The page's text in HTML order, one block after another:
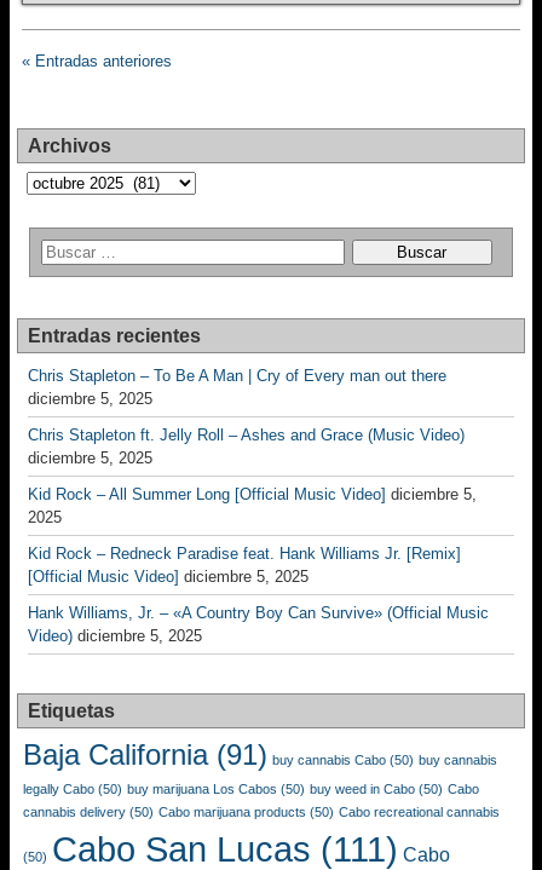
« Entradas anteriores
Archivos
Archivos
Entradas recientes
Chris Stapleton – To Be A Man | Cry of Every man out there
diciembre 5, 2025
Chris Stapleton ft. Jelly Roll – Ashes and Grace (Music Video)
diciembre 5, 2025
Kid Rock – All Summer Long [Official Music Video] diciembre 5,
2025
Kid Rock – Redneck Paradise feat. Hank Williams Jr. [Remix]
[Official Music Video] diciembre 5, 2025
Hank Williams, Jr. – «A Country Boy Can Survive» (Official Music
Video) diciembre 5, 2025
Etiquetas
Baja California(91) buy cannabis Cabo (50) buy cannabis
legally Cabo (50) buy marijuana Los Cabos (50) buy weed in Cabo (50) Cabo
cannabis delivery (50) Cabo marijuana products (50) Cabo recreational cannabis
(50) Cabo San Lucas (111) Cabo